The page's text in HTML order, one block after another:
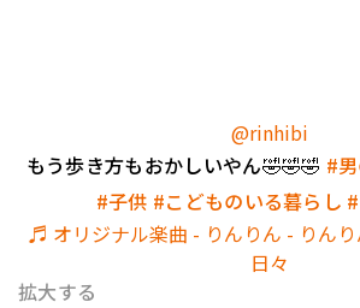
@rinhibi
もう歩き方もおかしいやん🤣🤣🤣 #
#子供 #こどものいる暮らし
♬ オリジナル楽曲 - りんりん - りん
日々
拡大する